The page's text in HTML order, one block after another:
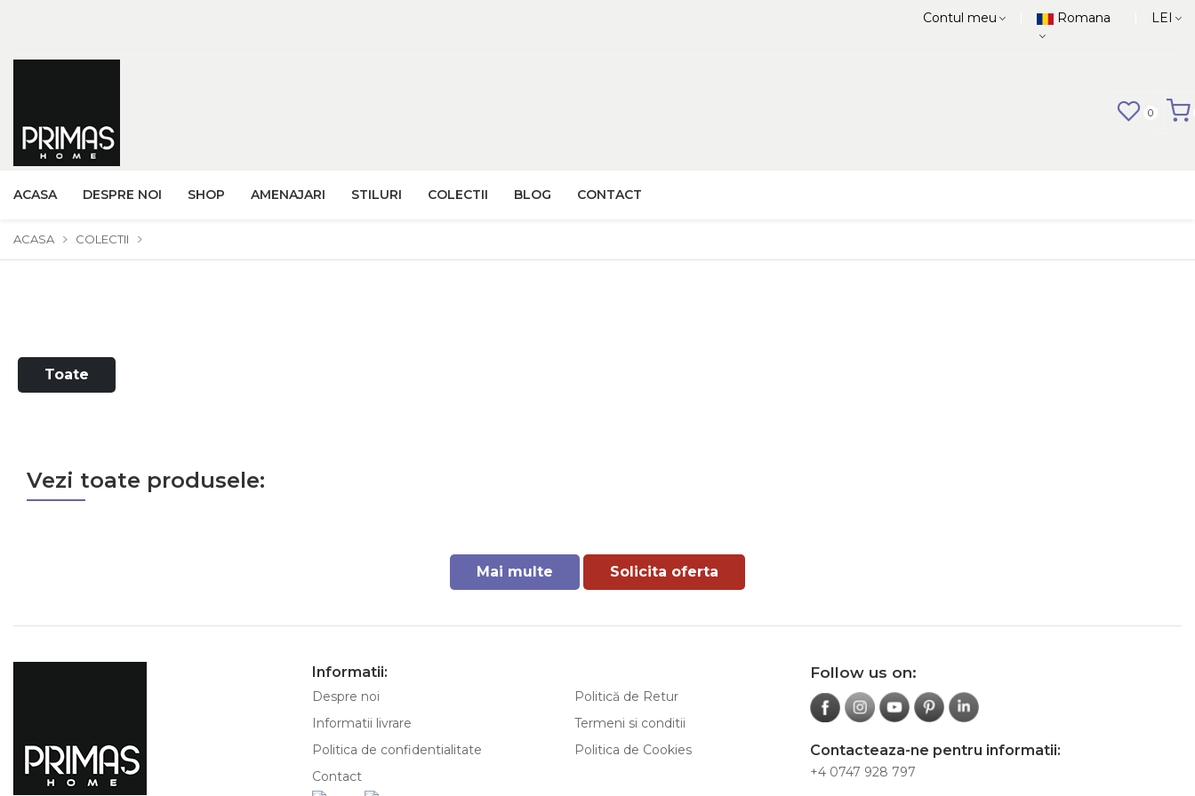
Contul meu Romana LEI
0
ACASA DESPRE NOI SHOP AMENAJARI STILURI COLECTII BLOG CONTACT
ACASA COLECTII
Toate
Vezi toate produsele:
Mai multe Solicita oferta
Informatii:
Despre noi
Politică de Retur
Informatii livrare
Termeni si conditii
Politica de confidentialitate
Politica de Cookies
Contact
Follow us on:
Contacteaza-ne pentru informatii:
+4 0747 928 797